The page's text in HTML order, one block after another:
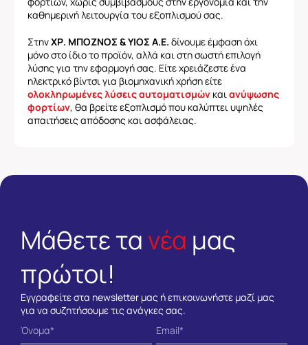
καθημερινή λειτουργία του εξοπλισμού σας.
ΣτηνΧΡ. ΜΠΟΖΝΟΣ & ΥΙΟΣ Α.Ε. δίνουμε έμφαση όχι
μόνο στο ίδιο το προϊόν, αλλά και στη σωστή επιλογή
λύσης για την εφαρμογή σας. Είτε χρειάζεστε ένα
ηλεκτρικό βίντσι για βιομηχανική χρήση είτε
ολοκληρωμένες λύσεις αυτοματισμών καιανύψωσης
φορτίων, θα βρείτε εξοπλισμό που καλύπτει υψηλές
απαιτήσεις απόδοσης και ασφάλειας.
Μάθετε τα νέα μας
πρώτοι!
Εγγραφείτε στα newsletter μας ή επικοινωνήστε μαζί μας
για να συζητήσουμε τις ανάγκες σας.